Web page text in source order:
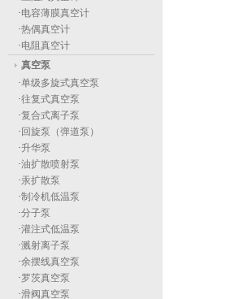
·电容薄膜真空计
·热偶真空计
·电阻真空计
真空泵
·单级多旋式真空泵
·往复式真空泵
·复合式离子泵
· 回旋泵（弹道泵）
·升华泵
·油扩散喷射泵
·汞扩散泵
·制冷机低温泵
·分子泵
·灌注式低温泵
·溅射离子泵
·余摆线真空泵
·罗茨真空泵
·滑阀真空泵